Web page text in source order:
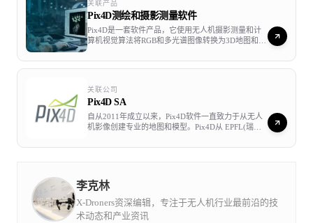
关联产品
Pix4D测绘和摄影测量软件
Pix4D是一套软件产品，它使用无人机摄影测量和计
算机视觉算法将RGB和多光谱图像转换为3D地图和模
在机器人和AI等领域全球领先的瑞士洛桑联邦理工学
院（EPFL）计算机视觉实验室的一个衍生公司。
上运行。
关联公司
Pix4D SA
自从2011年成立以来，Pix4D软件一直致力于从无人
机影像创建专业的地图和模型。Pix4D从 EPFL(瑞士
实的技术建立在多年的学术研究基础之上。Pix4D是
李克林
X-Droners资深编辑，专注于无人机行业最前沿的技
术动态和产业资讯